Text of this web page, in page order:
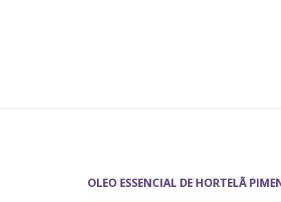
OLEO ESSENCIAL DE HORTELÃ